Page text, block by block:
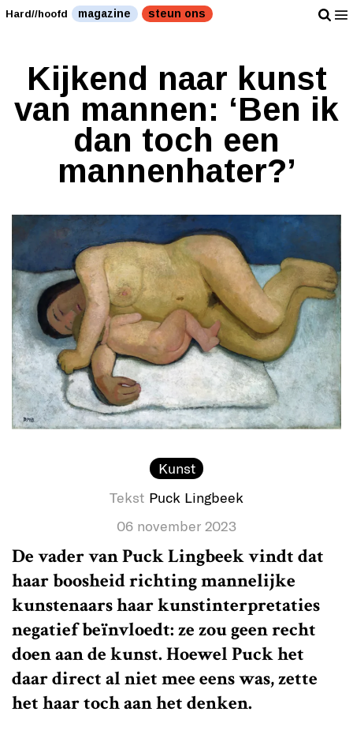
Hard//hoofd magazine steun ons
Kijkend naar kunst
van mannen: ‘Ben ik
dan toch een
mannenhater?’
Kunst
Tekst Puck Lingbeek
06 november 2023
De vader van Puck Lingbeek vindt dat
haar boosheid richting mannelijke
kunstenaars haar kunstinterpretaties
negatief beïnvloedt: ze zou geen recht
doen aan de kunst. Hoewel Puck het
daar direct al niet mee eens was, zette
het haar toch aan het denken.